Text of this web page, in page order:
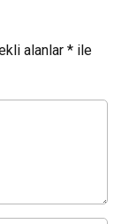
alanlar * ile